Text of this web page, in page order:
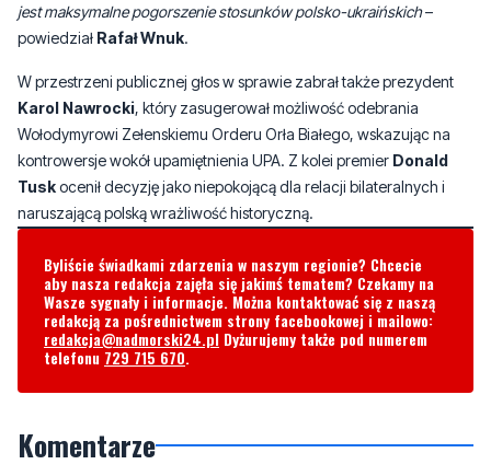
jest maksymalne pogorszenie stosunków polsko-ukraińskich–
powiedział Rafał Wnuk.
W przestrzeni publicznej głos w sprawie zabrał także prezydent
Karol Nawrocki, który zasugerował możliwość odebrania
Wołodymyrowi Zełenskiemu Orderu Orła Białego, wskazując na
kontrowersje wokół upamiętnienia UPA. Z kolei premier Donald
Tuskocenił decyzję jako niepokojącą dla relacji bilateralnych i
naruszającą polską wrażliwość historyczną.
Byliście świadkami zdarzenia w naszym regionie? Chcecie
aby nasza redakcja zajęła się jakimś tematem? Czekamy na
Wasze sygnały i informacje. Można kontaktować się z naszą
redakcją za pośrednictwem strony facebookowej i mailowo:
redakcja@nadmorski24.pl Dyżurujemy także pod numerem
telefonu 729 715 670.
Komentarze